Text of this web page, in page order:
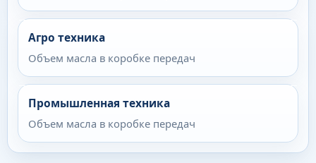
Агро техника
Объем масла в коробке передач
Промышленная техника
Объем масла в коробке передач